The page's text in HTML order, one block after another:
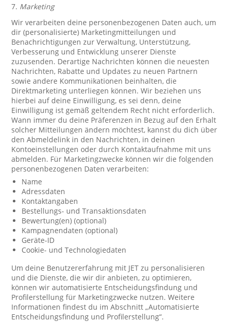
7. Marketing
Wir verarbeiten deine personenbezogenen Daten auch, um
dir (personalisierte) Marketingmitteilungen und
Benachrichtigungen zur Verwaltung, Unterstützung,
Verbesserung und Entwicklung unserer Dienste
zuzusenden. Derartige Nachrichten können die neuesten
Nachrichten, Rabatte und Updates zu neuen Partnern
sowie andere Kommunikationen beinhalten, die
Direktmarketing unterliegen können. Wir beziehen uns
hierbei auf deine Einwilligung, es sei denn, deine
Einwilligung ist gemäß geltendem Recht nicht erforderlich.
Wann immer du deine Präferenzen in Bezug auf den Erhalt
solcher Mitteilungen ändern möchtest, kannst du dich über
den Abmeldelink in den Nachrichten, in deinen
Kontoeinstellungen oder durch Kontaktaufnahme mit uns
abmelden. Für Marketingzwecke können wir die folgenden
personenbezogenen Daten verarbeiten:
Name
Adressdaten
Kontaktangaben
Bestellungs- und Transaktionsdaten
Bewertung(en) (optional)
Kampagnendaten (optional)
Geräte-ID
Cookie- und Technologiedaten
Um deine Benutzererfahrung mit JET zu personalisieren
und die Dienste, die wir dir anbieten, zu optimieren,
können wir automatisierte Entscheidungsfindung und
Profilerstellung für Marketingzwecke nutzen. Weitere
Informationen findest du im Abschnitt „Automatisierte
Entscheidungsfindung und Profilerstellung“.